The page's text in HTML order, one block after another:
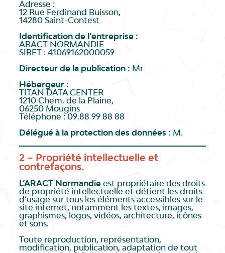
Adresse :
12 Rue Ferdinand Buisson,
14280 Saint-Contest
Identification de l’entreprise :
ARACT NORMANDIE
SIRET : 41069162000059
Directeur de la publication : Mr
Hébergeur :
TITAN DATA CENTER
1210 Chem. de la Plaine,
06250 Mougins
Téléphone : 09.88 99 88 88
Délégué à la protection des données : M.
2 – Propriété intellectuelle et
contrefaçons.
L’ARACT Normandie est propriétaire des droits
de propriété intellectuelle et détient les droits
d’usage sur tous les éléments accessibles sur le
site internet, notamment les textes, images,
graphismes, logos, vidéos, architecture, icônes
et sons.
Toute reproduction, représentation,
modification, publication, adaptation de tout